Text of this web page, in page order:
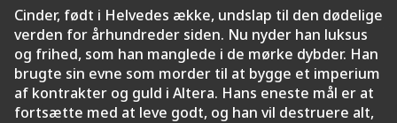
Cinder, født i Helvedes ække, undslap til den dødelige
verden for århundreder siden. Nu nyder han luksus
og frihed, som han manglede i de mørke dybder. Han
brugte sin evne som morder til at bygge et imperium
af kontrakter og guld i Altera. Hans eneste mål er at
fortsætte med at leve godt, og han vil destruere alt,